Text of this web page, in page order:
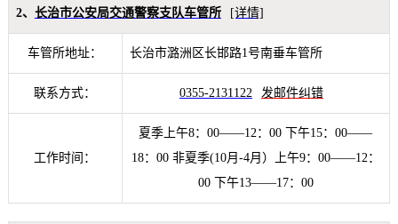
2、 长治市公安局交通警察支队车管所 [详情]
车管所地址： 长治市潞洲区长邯路1号南垂车管所
联系方式： 0355-2131122 发邮件纠错
工作时间：
夏季上午8：00——12：00 下午15：00——
18：00 非夏季(10月-4月）上午9：00——12：
00 下午13——17：00